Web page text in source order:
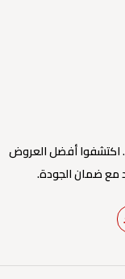
اكتشفوا أفضل العروض
مع ضمان الجودة.